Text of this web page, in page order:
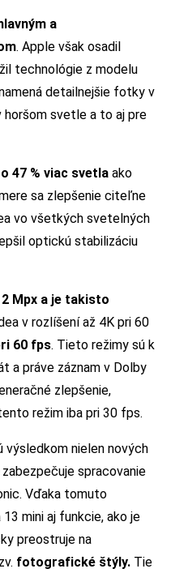
a
. Apple však osadil
technológie z modelu
detailnejšie fotky v
horšom svetle a to aj pre
47 % viac svetla ako
sa zlepšenie citeľne
vo všetkých svetelných
optickú stabilizáciu
Mpx a je takisto
v rozlíšení až 4K pri 60
60 fps. Tieto režimy sú k
a práve záznam v Dolby
zlepšenie,
režim iba pri 30 fps.
výsledkom nielen nových
spracovanie
Vďaka tomuto
mini aj funkcie, ako je
preostruje na
fotografické štýly. Tie